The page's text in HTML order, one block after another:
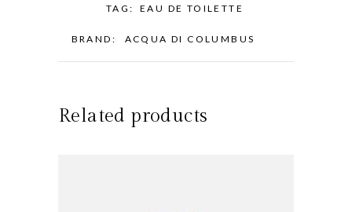
TAG:
EAU DE TOILETTE
BRAND: ACQUA DI COLUMBUS
Related products